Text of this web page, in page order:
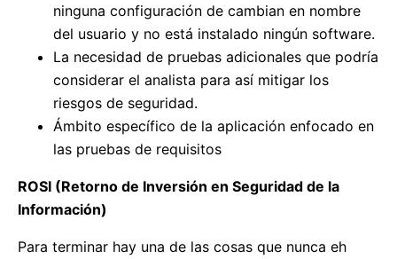
ninguna configuración de cambian en nombre
del usuario y no está instalado ningún software.
La necesidad de pruebas adicionales que podría
considerar el analista para así mitigar los
riesgos de seguridad.
Ámbito específico de la aplicación enfocado en
las pruebas de requisitos
ROSI (Retorno de Inversión en Seguridad de la
Información)
Para terminar hay una de las cosas que nunca eh